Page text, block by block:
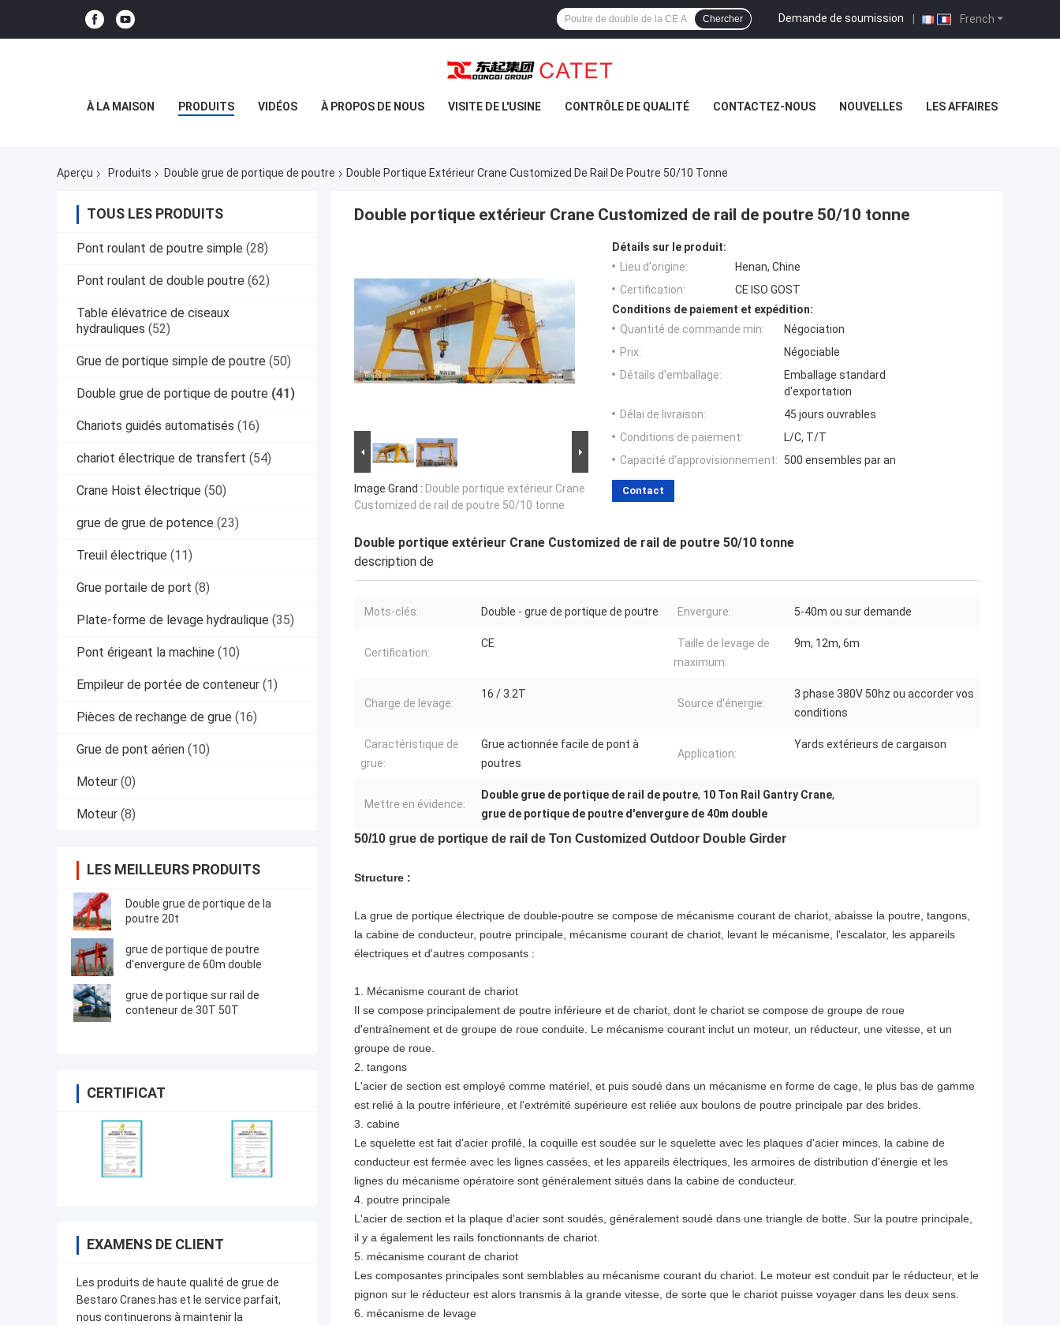
French
Demande de soumission |
Chercher
À LA MAISON PRODUITS VIDÉOS À PROPOS DE NOUS VISITE DE L'USINE CONTRÔLE DE QUALITÉ CONTACTEZ-NOUS NOUVELLES LES AFFAIRES
Aperçu Produits Double grue de portique de poutre Double Portique Extérieur Crane Customized De Rail De Poutre 50/10 Tonne
TOUS LES PRODUITS
Pont roulant de poutre simple (28)
Pont roulant de double poutre (62)
Table élévatrice de ciseaux
hydrauliques (52)
Grue de portique simple de poutre (50)
Double grue de portique de poutre (41)
Chariots guidés automatisés (16)
chariot électrique de transfert (54)
Crane Hoist électrique (50)
grue de grue de potence (23)
Treuil électrique (11)
Grue portaile de port (8)
Plate-forme de levage hydraulique (35)
Pont érigeant la machine (10)
Empileur de portée de conteneur (1)
Pièces de rechange de grue (16)
Grue de pont aérien (10)
Moteur (0)
Moteur (8)
LES MEILLEURS PRODUITS
Double grue de portique de la
poutre 20t
grue de portique de poutre
d'envergure de 60m double
grue de portique sur rail de
conteneur de 30T 50T
CERTIFICAT
EXAMENS DE CLIENT
Les produits de haute qualité de grue de
Bestaro Cranes.has et le service parfait,
nous continuerons à maintenir la
Double portique extérieur Crane Customized de rail de poutre 50/10 tonne
Image Grand : Double portique extérieur Crane
Customized de rail de poutre 50/10 tonne
Détails sur le produit:
Lieu d'origine:
Henan, Chine
Certification:
CE ISO GOST
Conditions de paiement et expédition:
Quantité de commande min:
Négociation
Prix:
Négociable
Détails d'emballage:
Emballage standard
d'exportation
Délai de livraison:
45 jours ouvrables
Conditions de paiement:
L/C, T/T
Capacité d'approvisionnement:
500 ensembles par an
Contact
Double portique extérieur Crane Customized de rail de poutre 50/10 tonne
description de
Mots-clés: Double - grue de portique de poutre Envergure: 5-40m ou sur demande
Certification:
CE
Taille de levage de
maximum:
9m, 12m, 6m
Charge de levage:
16 / 3.2T
Source d'énergie:
3 phase 380V 50hz ou accorder vos
conditions
Caractéristique de
grue:
Grue actionnée facile de pont à
poutres
Application:
Yards extérieurs de cargaison
Mettre en évidence:
Double grue de portique de rail de poutre, 10 Ton Rail Gantry Crane,
grue de portique de poutre d'envergure de 40m double
50/10 grue de portique de rail de Ton Customized Outdoor Double Girder
Structure :
La grue de portique électrique de double-poutre se compose de mécanisme courant de chariot, abaisse la poutre, tangons,
la cabine de conducteur, poutre principale, mécanisme courant de chariot, levant le mécanisme, l'escalator, les appareils
électriques et d'autres composants :
1. Mécanisme courant de chariot
Il se compose principalement de poutre inférieure et de chariot, dont le chariot se compose de groupe de roue
d'entraînement et de groupe de roue conduite. Le mécanisme courant inclut un moteur, un réducteur, une vitesse, et un
groupe de roue.
2. tangons
L'acier de section est employé comme matériel, et puis soudé dans un mécanisme en forme de cage, le plus bas de gamme
est relié à la poutre inférieure, et l'extrémité supérieure est reliée aux boulons de poutre principale par des brides.
3. cabine
Le squelette est fait d'acier profilé, la coquille est soudée sur le squelette avec les plaques d'acier minces, la cabine de
conducteur est fermée avec les lignes cassées, et les appareils électriques, les armoires de distribution d'énergie et les
lignes du mécanisme opératoire sont généralement situés dans la cabine de conducteur.
4. poutre principale
L'acier de section et la plaque d'acier sont soudés, généralement soudé dans une triangle de botte. Sur la poutre principale,
il y a également les rails fonctionnants de chariot.
5. mécanisme courant de chariot
Les composantes principales sont semblables au mécanisme courant du chariot. Le moteur est conduit par le réducteur, et le
pignon sur le réducteur est alors transmis à la grande vitesse, de sorte que le chariot puisse voyager dans les deux sens.
6. mécanisme de levage